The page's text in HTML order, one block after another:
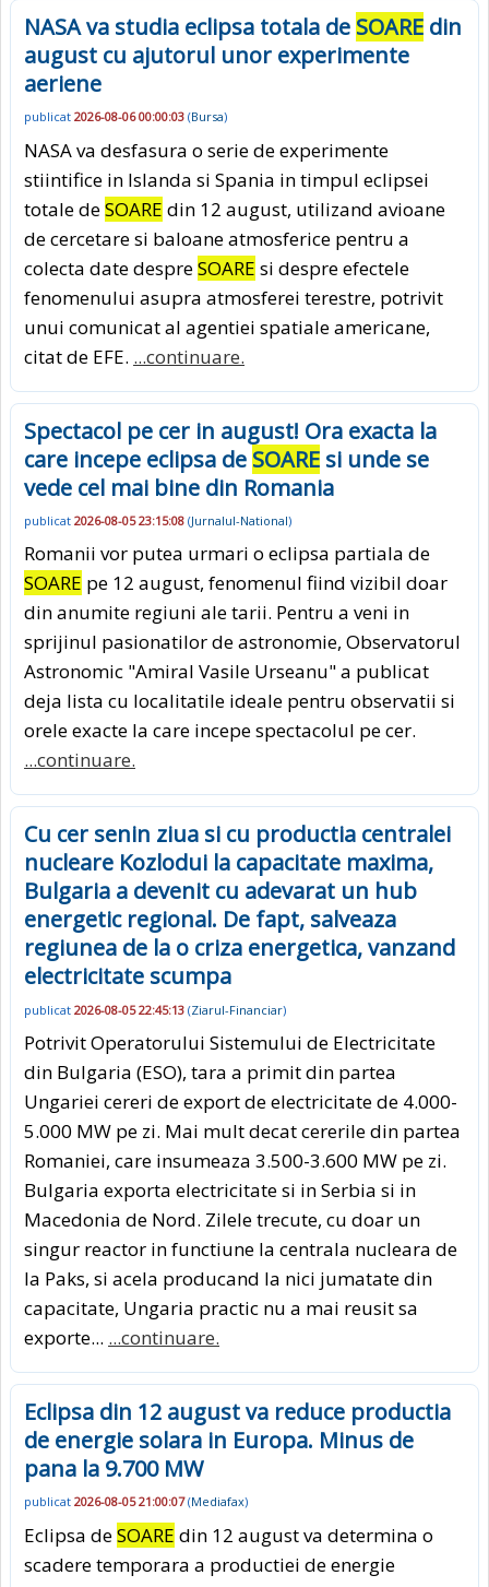
NASA va studia eclipsa totala de SOARE din
august cu ajutorul unor experimente
aeriene
publicat 2026-08-06 00:00:03 (Bursa)
NASA va desfasura o serie de experimente
stiintifice in Islanda si Spania in timpul eclipsei
totale deSOARE din 12 august, utilizand avioane
de cercetare si baloane atmosferice pentru a
colecta date despreSOARE si despre efectele
fenomenului asupra atmosferei terestre, potrivit
unui comunicat al agentiei spatiale americane,
citat de EFE. ...continuare.
Spectacol pe cer in august! Ora exacta la
care incepe eclipsa de SOARE si unde se
vede cel mai bine din Romania
publicat 2026-08-05 23:15:08 (Jurnalul-National)
Romanii vor putea urmari o eclipsa partiala de
SOARE pe 12 august, fenomenul fiind vizibil doar
din anumite regiuni ale tarii. Pentru a veni in
sprijinul pasionatilor de astronomie, Observatorul
Astronomic "Amiral Vasile Urseanu" a publicat
deja lista cu localitatile ideale pentru observatii si
orele exacte la care incepe spectacolul pe cer.
...continuare.
Cu cer senin ziua si cu productia centralei
nucleare Kozlodui la capacitate maxima,
Bulgaria a devenit cu adevarat un hub
energetic regional. De fapt, salveaza
regiunea de la o criza energetica, vanzand
electricitate scumpa
publicat 2026-08-05 22:45:13 (Ziarul-Financiar)
Potrivit Operatorului Sistemului de Electricitate
din Bulgaria (ESO), tara a primit din partea
Ungariei cereri de export de electricitate de 4.000-
5.000 MW pe zi. Mai mult decat cererile din partea
Romaniei, care insumeaza 3.500-3.600 MW pe zi.
Bulgaria exporta electricitate si in Serbia si in
Macedonia de Nord. Zilele trecute, cu doar un
singur reactor in functiune la centrala nucleara de
la Paks, si acela producand la nici jumatate din
capacitate, Ungaria practic nu a mai reusit sa
exporte... ...continuare.
Eclipsa din 12 august va reduce productia
de energie solara in Europa. Minus de
pana la 9.700 MW
publicat 2026-08-05 21:00:07(Mediafax)
Eclipsa deSOARE din 12 august va determina o
scadere temporara a productiei de energie